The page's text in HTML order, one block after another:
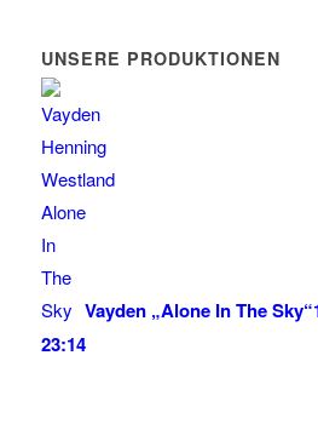
UNSERE PRODUKTIONEN
Vayden „Alone In The Sky“
23:14